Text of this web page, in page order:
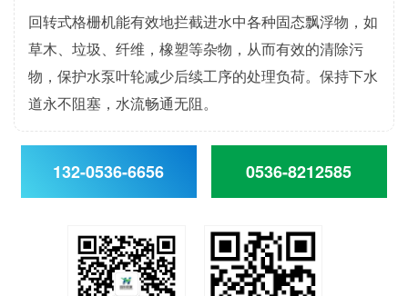
回转式格栅机能有效地拦截进水中各种固态飘浮物，如
草木、垃圾、纤维，橡塑等杂物，从而有效的清除污
物，保护水泵叶轮减少后续工序的处理负荷。保持下水
道永不阻塞，水流畅通无阻。
132-0536-6656 0536-8212585